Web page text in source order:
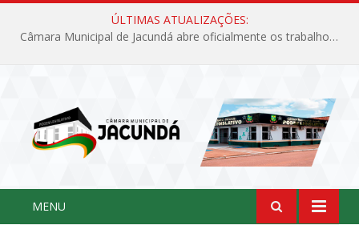
ÚLTIMAS ATUALIZAÇÕES:
Câmara Municipal de Jacundá abre oficialmente os trabalhos legislativos de 2026
MENU